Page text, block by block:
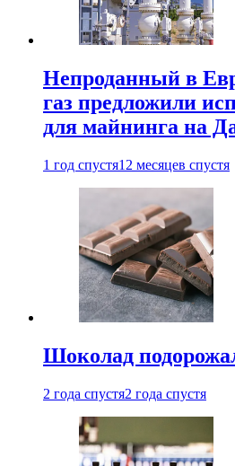
Непроданный в
газ предложили
для майнинга на
1 год спустя12 месяцев спустя
Шоколад
2 года спустя2 года спустя